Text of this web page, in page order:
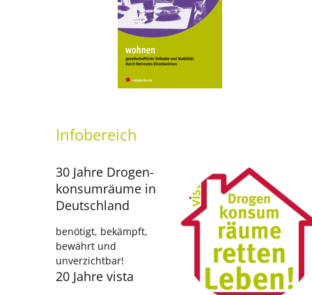
Infobereich
30 Jahre Drogen­
konsumräume in
Deutschland
benötigt, bekämpft,
bewährt und
unverzichtbar!
20 Jahre vista